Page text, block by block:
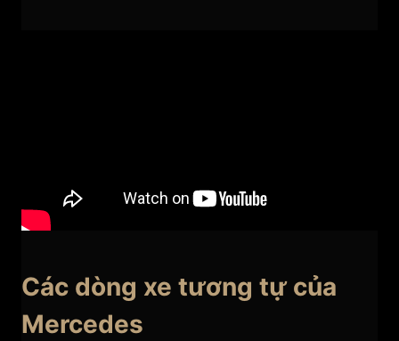
Các dòng xe tương tự của
Mercedes